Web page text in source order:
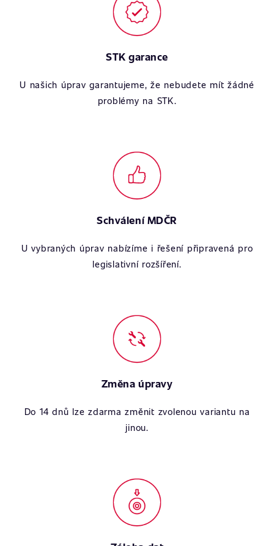
STK garance
U našich úprav garantujeme, že nebudete mít žádné
problémy na STK.
Schválení MDČR
U vybraných úprav nabízíme i řešení připravená pro
legislativní rozšíření.
Změna úpravy
Do 14 dnů lze zdarma změnit zvolenou variantu na
jinou.